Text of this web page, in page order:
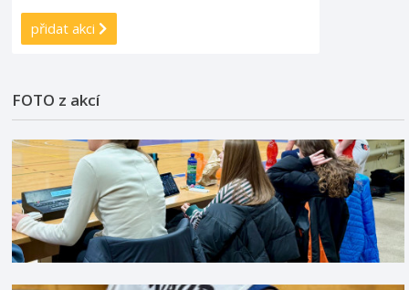
přidat akci
FOTO z akcí